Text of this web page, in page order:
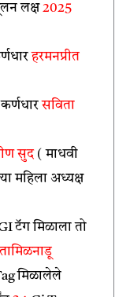
लक्ष2025
हरमनप्रीत
सविता
सुद( माधवी
महिला अध्यक्ष
टॅग मिळाला तो
तामिळनाडू
मिळालेले